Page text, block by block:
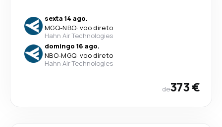
sexta 14 ago.
MGQ-NBO· voo direto
Hahn Air Technologies
domingo 16 ago.
NBO-MGQ· voo direto
Hahn Air Technologies
de373 €